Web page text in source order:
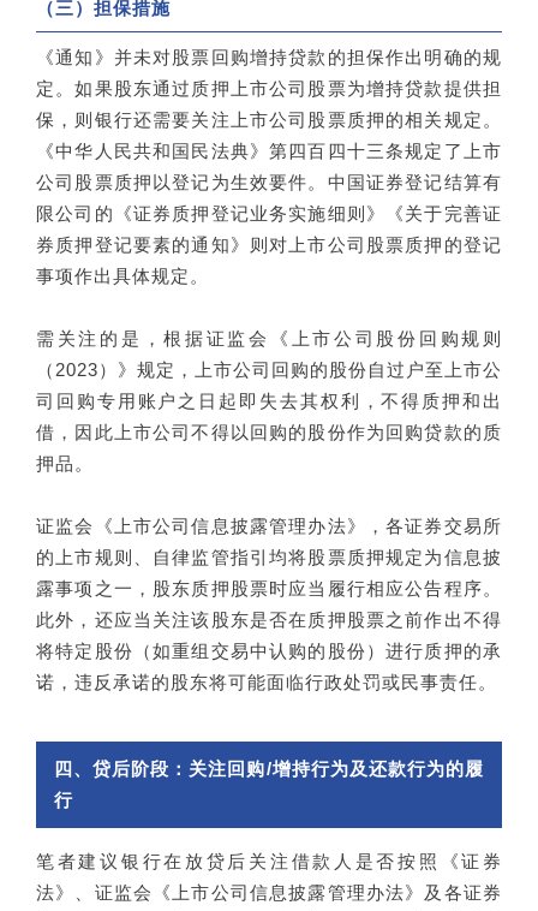
（三）担保措施
《通知》并未对股票回购增持贷款的担保作出明确的规
定。如果股东通过质押上市公司股票为增持贷款提供担
保，则银行还需要关注上市公司股票质押的相关规定。
《中华人民共和国民法典》第四百四十三条规定了上市
公司股票质押以登记为生效要件。中国证券登记结算有
限公司的《证券质押登记业务实施细则》《关于完善证
券质押登记要素的通知》则对上市公司股票质押的登记
事项作出具体规定。
需关注的是，根据证监会《上市公司股份回购规则
（2023）》规定，上市公司回购的股份自过户至上市公
司回购专用账户之日起即失去其权利，不得质押和出
借，因此上市公司不得以回购的股份作为回购贷款的质
押品。
证监会《上市公司信息披露管理办法》，各证券交易所
的上市规则、自律监管指引均将股票质押规定为信息披
露事项之一，股东质押股票时应当履行相应公告程序。
此外，还应当关注该股东是否在质押股票之前作出不得
将特定股份（如重组交易中认购的股份）进行质押的承
诺，违反承诺的股东将可能面临行政处罚或民事责任。
四、贷后阶段：关注回购/增持行为及还款行为的履
行
笔者建议银行在放贷后关注借款人是否按照《证券
法》、证监会《上市公司信息披露管理办法》及各证券